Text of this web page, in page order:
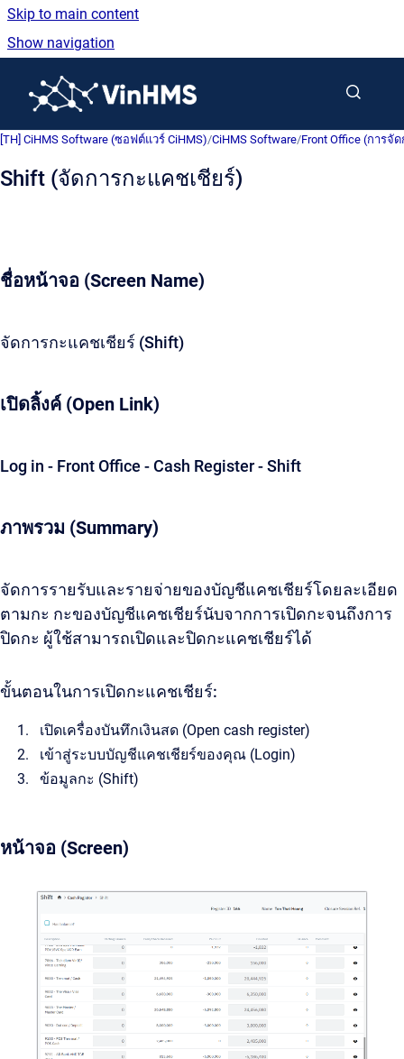
Skip to main content
Show navigation
[TH] CiHMS Software (ซอฟต์แวร์ CiHMS)/CiHMS Software/Front Office (การจั
Shift (จัดการกะแคชเชียร์)
ชื่อหน้าจอ (Screen Name)
จัดการกะแคชเชียร์ (Shift)
เปิดลิ้งค์ (Open Link)
Log in - Front Office - Cash Register - Shift
ภาพรวม (Summary)
จัดการรายรับและรายจ่ายของบัญชีแคชเชียร์โดยละเอียด
ตามกะ กะของบัญชีแคชเชียร์นับจากการเปิดกะจนถึงการ
ปิดกะ ผู้ใช้สามารถเปิดและปิดกะแคชเชียร์ได้
ขั้นตอนในการเปิดกะแคชเชียร์:
เปิดเครื่องบันทึกเงินสด (Open cash register)
เข้าสู่ระบบบัญชีแคชเชียร์ของคุณ (Login)
ข้อมูลกะ (Shift)
หน้าจอ (Screen)